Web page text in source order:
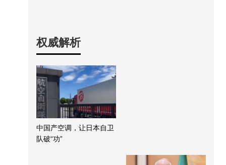
权威解析
中国产空调，让日本自卫
队破“功”